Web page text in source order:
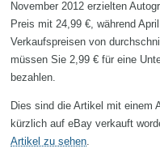
November 2012 erzielten
Preis mit 24,99 €, während
Verkaufspreisen von
müssen Sie 2,99 € für eine
bezahlen.
Dies sind die Artikel mit einem
kürzlich auf eBay verkauft
Artikel zu sehen